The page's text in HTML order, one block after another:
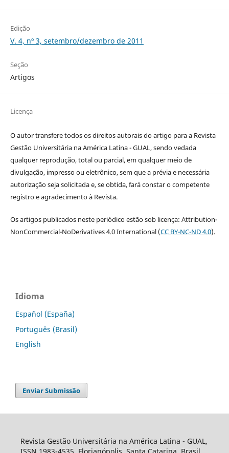
Edição
V. 4, nº 3, setembro/dezembro de 2011
Seção
Artigos
Licença
O autor transfere todos os direitos autorais do artigo para a Revista
Gestão Universitária na América Latina - GUAL, sendo vedada
qualquer reprodução, total ou parcial, em qualquer meio de
divulgação, impresso ou eletrônico, sem que a prévia e necessária
autorização seja solicitada e, se obtida, fará constar o competente
registro e agradecimento à Revista.
Os artigos publicados neste periódico estão sob licença: Attribution-
NonCommercial-NoDerivatives 4.0 International (CC BY-NC-ND 4.0).
Idioma
Español (España)
Português (Brasil)
English
Enviar Submissão
Revista Gestão Universitária na América Latina - GUAL,